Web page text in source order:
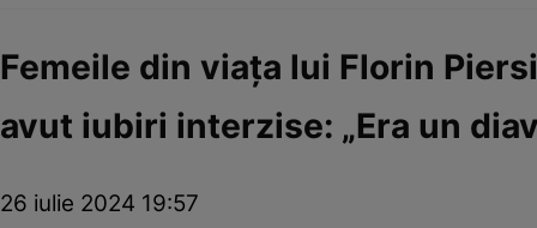
Femeile din viața lui Florin
avut iubiri interzise: „Era un
26 iulie 2024 19:57